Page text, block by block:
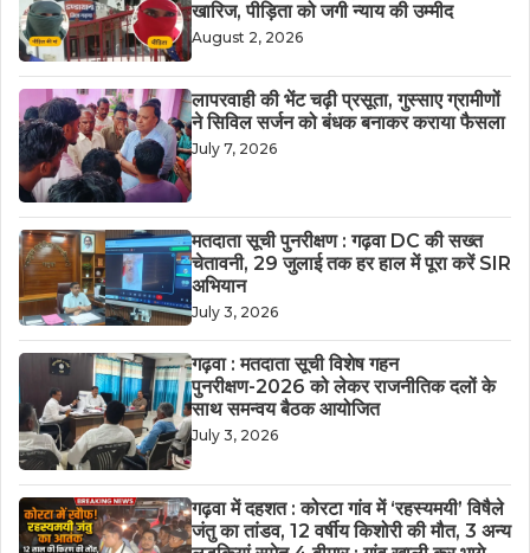
खारिज, पीड़िता को जगी न्याय की उम्मीद
August 2, 2026
लापरवाही की भेंट चढ़ी प्रसूता, गुस्साए ग्रामीणों
ने सिविल सर्जन को बंधक बनाकर कराया फैसला
July 7, 2026
मतदाता सूची पुनरीक्षण : गढ़वा DC की सख्त
चेतावनी, 29 जुलाई तक हर हाल में पूरा करें SIR
अभियान
July 3, 2026
गढ़वा : मतदाता सूची विशेष गहन
पुनरीक्षण-2026 को लेकर राजनीतिक दलों के
साथ समन्वय बैठक आयोजित
July 3, 2026
गढ़वा में दहशत : कोरटा गांव में ‘रहस्यमयी’ विषैले
जंतु का तांडव, 12 वर्षीय किशोरी की मौत, 3 अन्य